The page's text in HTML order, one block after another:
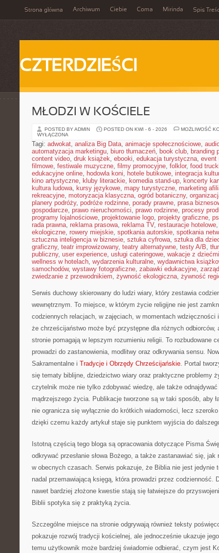
Strona główna Archiwum Ciebie Coma Mirinda Spis
CZTERDZIEŚCI
MŁODZI W KOŚCIELE
POSTED BY ADMIN POSTED ON KWI - 6 - 2026
MOŻLIWOŚĆ
WYŁĄCZONA
Tagi: adwokat, analiza Big Data, animacje społecznościowe,
automatyzacja marketingu, biuro tłumaczeń, book club, branding
content video, druk książek, ebooki, edukacja turystyczna, event
filmowe, festiwale muzyczne, filmy promocyjne, folklor, food
edukacyjne online, hodowla koni, hotele butikowe, integracja
kino artystyczne, kluby literackie, komedia stand-up, koncerty
kultura ludowa, kursy językowe, mapy turystyczne, marketing
rekreacyjne, motoryzacja klasyczna, ogród botaniczny,
planery podróży, podróże rodzinne, porady prawne, prasa
gospodarcze, prawo nieruchomości, prawo rodzinne, procesy
programy lojalnościowe, projektowanie logo, projekty graficzne,
rada prawna, reklama prasowa, reklama TV, restauracje hotelowe
ekologiczne, rowery miejskie, spotkania autorskie, spotkania
sztuczna inteligencja w biznesie, sztuka cyfrowa, sztuka dla
graficzny, teatr improwizowany, teatry alternatywne, testy A/B,
publiczny, user experience, usługi cateringowe, wakacje z dziećmi
wellness w hotelach, wydarzenia kulturalne, wydawnictwa
samochodów, wystawy fotograficzne, zabawki edukacyjne,
zwiedzanie z przewodnikiem, żywność ekologiczna, żywność
Serwis duchowy skierowany do ludzi wiary, który zestawia
wewnętrznym. To miejsce, w którym życie religijne nie jest
codziennych relacjach, w zajęciach, w momentach wdzięczności
że chrześcijaństwo może być przystępne dla różnych odbiorców,
stronie pomagają w lepszym rozumieniu religii. To rozbudowane
prowadzi do zastanowienia, modlitwy oraz odkrywania sensu.
Sakramentalne i Tradycje i Obrzędy Chrześcijańskie. Portal
się tematy biblijne, dziedzictwo wiary oraz praktyczne problemy
czytelnik może nie tylko zdobywać wiedzę, ale także
mądrzejszego życia. Publikacje tworzone są w taki sposób, aby
nie ogranicza się wyłącznie do krótkich wiadomości, lecz
dzięki czemu każdy artykuł staje się punktem wyjścia do
Istotną częścią tego bloga są opracowania dotyczące Pisma
odkrywać przesłanie słowa Bożego, a także zastanawiać się,
w obecnych czasach. Serwis pokazuje, że Biblia nie jest jedynie
nadal przemawiającą księgą, która prowadzi przez codzienność.
nawet bardziej złożone kwestie stają się łatwiejsze do
Biblii spotyka się z praktyką życia.
Szczególne miejsce na stronie odgrywają również teksty
pokazuje rozwój tradycji kościelnej, ale jednocześnie ukazuje
temu użytkownik może bardziej świadomie odbierać, czym jest